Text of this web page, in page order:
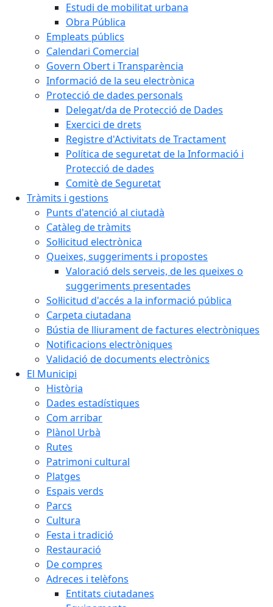
Estudi de mobilitat urbana
Obra Pública
Empleats públics
Calendari Comercial
Govern Obert i Transparència
Informació de la seu electrònica
Protecció de dades personals
Delegat/da de Protecció de Dades
Exercici de drets
Registre d'Activitats de Tractament
Política de seguretat de la Informació i
Protecció de dades
Comitè de Seguretat
Tràmits i gestions
Punts d'atenció al ciutadà
Catàleg de tràmits
Sol·licitud electrònica
Queixes, suggeriments i propostes
Valoració dels serveis, de les queixes o
suggeriments presentades
Sol·licitud d'accés a la informació pública
Carpeta ciutadana
Bústia de lliurament de factures electròniques
Notificacions electròniques
Validació de documents electrònics
El Municipi
Història
Dades estadístiques
Com arribar
Plànol Urbà
Rutes
Patrimoni cultural
Platges
Espais verds
Parcs
Cultura
Festa i tradició
Restauració
De compres
Adreces i telèfons
Entitats ciutadanes